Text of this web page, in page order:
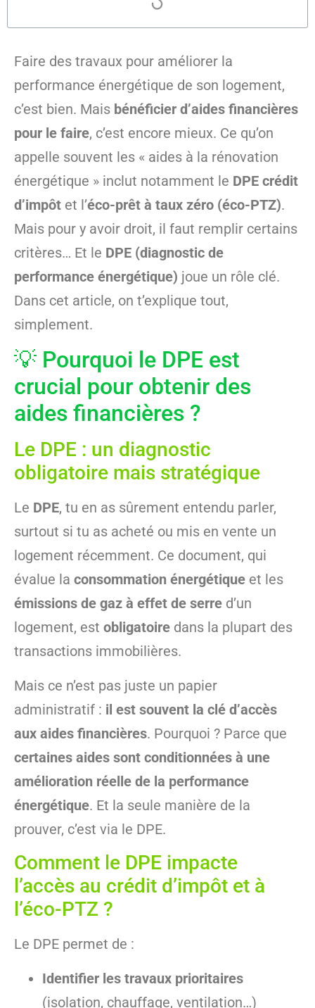
Faire des travaux pour améliorer la
performance énergétique de son logement,
c’est bien. Mais bénéficier d’aides financières
pour le faire, c’est encore mieux. Ce qu’on
appelle souvent les « aides à la rénovation
énergétique » inclut notamment le DPE crédit
d’impôt et l’éco-prêt à taux zéro (éco-PTZ).
Mais pour y avoir droit, il faut remplir certains
critères… Et le DPE (diagnostic de
performance énergétique) joue un rôle clé.
Dans cet article, on t’explique tout,
simplement.
💡 Pourquoi le DPE est
crucial pour obtenir des
aides financières ?
Le DPE : un diagnostic
obligatoire mais stratégique
Le DPE, tu en as sûrement entendu parler,
surtout si tu as acheté ou mis en vente un
logement récemment. Ce document, qui
évalue la consommation énergétique et les
émissions de gaz à effet de serre d’un
logement, est obligatoire dans la plupart des
transactions immobilières.
Mais ce n’est pas juste un papier
administratif : il est souvent la clé d’accès
aux aides financières. Pourquoi ? Parce que
certaines aides sont conditionnées à une
amélioration réelle de la performance
énergétique. Et la seule manière de la
prouver, c’est via le DPE.
Comment le DPE impacte
l’accès au crédit d’impôt et à
l’éco-PTZ ?
Le DPE permet de :
Identifier les travaux prioritaires
(isolation, chauffage, ventilation…)